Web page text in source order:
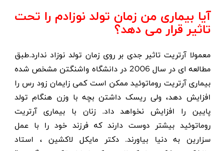
آیا بیماری من زمان تولد نوزادم را تحت
تاثیر قرار می دهد؟
معمولا آرتریت تاثیر جدی بر روی زمان تولد نوزاد ندارد.طبق
مطالعه ای در سال 2006 در دانشگاه واشنگتن مشخص شده
بیماری آرتریت روماتوئید ممکن است کمی زایمان زود رس را
افزایش دهد، ولی ریسک داشتن بچه با وزن هنگام تولد
پایین را افزایش نخواهد داد. زنان با بیماری آرتریت
روماتوئید بیشتر دوست دارند که فرزند خود را با عمل
سزارین به دنیا بیاورند. دکتر مایکل لاکشین ، استاد